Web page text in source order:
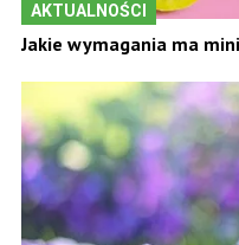
AKTUALNOŚCI
Jakie wymagania ma